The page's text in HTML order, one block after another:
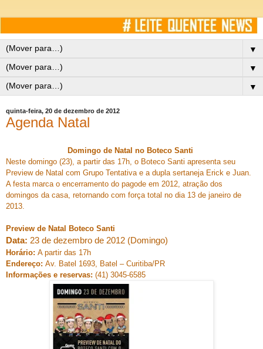
▼
▼
▼
quinta-feira, 20 de dezembro de 2012
Agenda Natal
Domingo de Natal no Boteco Santi
Neste domingo (23), a partir das 17h, o Boteco Santi apresenta seu
Preview de Natal com Grupo Tentativa e a dupla sertaneja Erick e Juan.
A festa marca o encerramento do pagode em 2012, atração dos
domingos da casa, retornando com força total no dia 13 de janeiro de
2013.
Preview de Natal Boteco Santi
Data: 23 de dezembro de 2012 (Domingo)
Horário: A partir das 17h
Endereço: Av. Batel 1693, Batel – Curitiba/PR
Informações e reservas: (41) 3045-6585